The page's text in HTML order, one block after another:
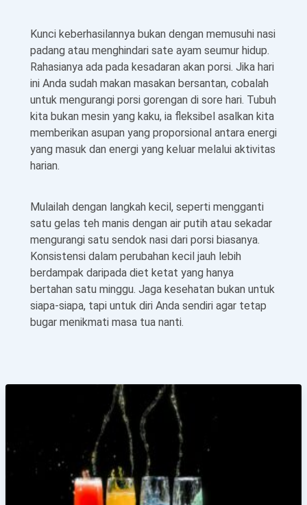
Kunci keberhasilannya bukan dengan memusuhi nasi
padang atau menghindari sate ayam seumur hidup.
Rahasianya ada pada kesadaran akan porsi. Jika hari
ini Anda sudah makan masakan bersantan, cobalah
untuk mengurangi porsi gorengan di sore hari. Tubuh
kita bukan mesin yang kaku, ia fleksibel asalkan kita
memberikan asupan yang proporsional antara energi
yang masuk dan energi yang keluar melalui aktivitas
harian.
Mulailah dengan langkah kecil, seperti mengganti
satu gelas teh manis dengan air putih atau sekadar
mengurangi satu sendok nasi dari porsi biasanya.
Konsistensi dalam perubahan kecil jauh lebih
berdampak daripada diet ketat yang hanya
bertahan satu minggu. Jaga kesehatan bukan untuk
siapa-siapa, tapi untuk diri Anda sendiri agar tetap
bugar menikmati masa tua nanti.